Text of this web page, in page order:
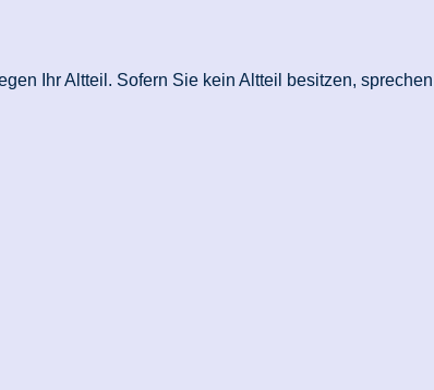
Ihr Altteil. Sofern Sie kein Altteil besitzen, sprechen